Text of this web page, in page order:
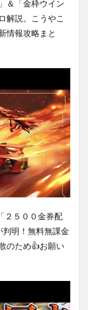
＆「金枠ウイン
解説。こうやこ
情報攻略まと
２５００金券配
明！無料無課金
のため👍お願い